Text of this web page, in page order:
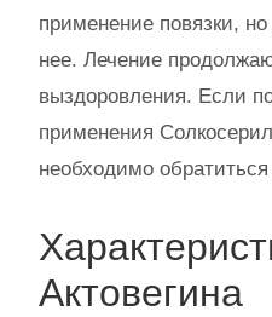
применение повязки,
нее. Лечение
выздоровления. Если
применения
необходимо обратиться
Актовегина